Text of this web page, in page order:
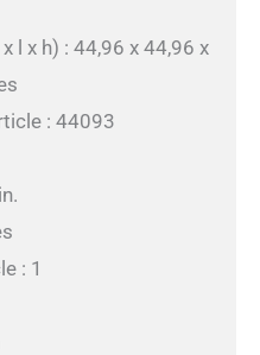
l x h) : 44,96 x 44,96 x
: 44093
: 1